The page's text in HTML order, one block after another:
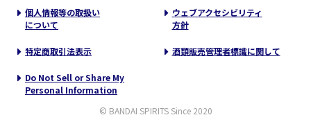
個人情報等の取扱い
について
ウェブアクセシビリティ
方針
特定商取引法表示 酒類販売管理者標識に関して
Do Not Sell or Share My
Personal Information
© BANDAI SPIRITS Since 2020